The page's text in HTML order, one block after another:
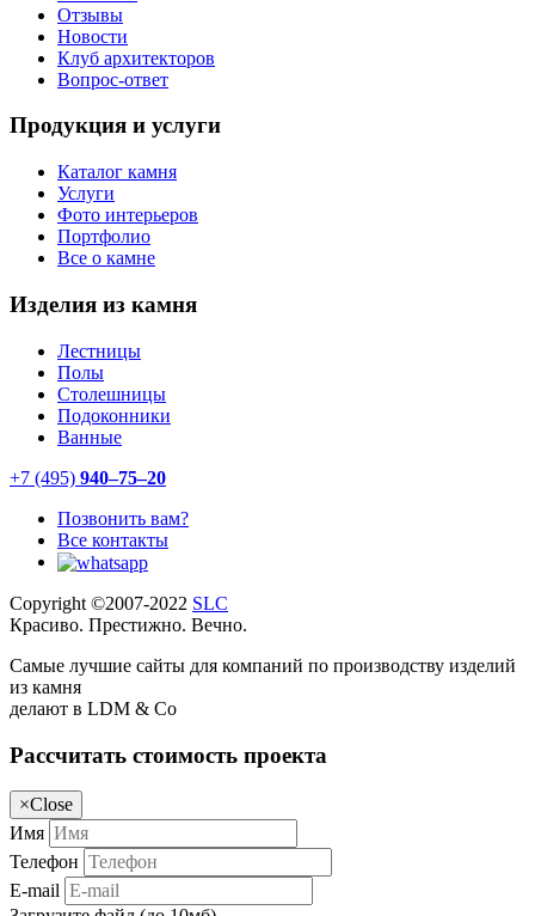
Отзывы
Новости
Клуб архитекторов
Вопрос-ответ
Продукция и услуги
Каталог камня
Услуги
Фото интерьеров
Портфолио
Все о камне
Изделия из камня
Лестницы
Полы
Столешницы
Подоконники
Ванные
+7 (495) 940–75–20
Позвонить вам?
Все контакты
Copyright ©2007-2022 SLC
Красиво. Престижно. Вечно.
Самые лучшие сайты для компаний по производству изделий
из камня
делают в LDM & Co
Рассчитать стоимость проекта
×Close
Имя
Телефон
E-mail